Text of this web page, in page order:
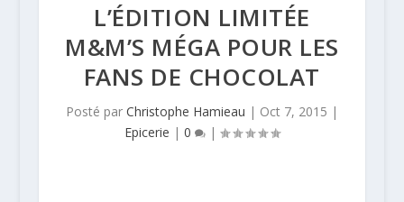
L’ÉDITION LIMITÉE
M&M’S MÉGA POUR LES
FANS DE CHOCOLAT
Posté par Christophe Hamieau | Oct 7, 2015 |
Epicerie | 0 |